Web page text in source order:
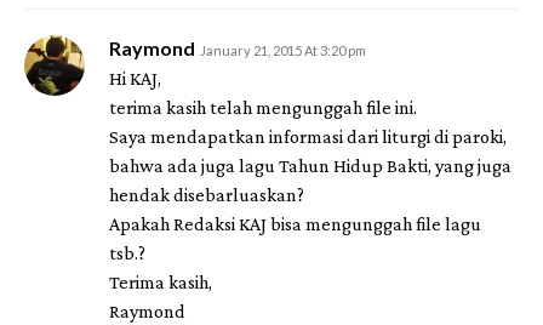
Raymond January 21, 2015 At 3:20 pm
Hi KAJ,
terima kasih telah mengunggah file ini.
Saya mendapatkan informasi dari liturgi di paroki,
bahwa ada juga lagu Tahun Hidup Bakti, yang juga
hendak disebarluaskan?
Apakah Redaksi KAJ bisa mengunggah file lagu
tsb.?
Terima kasih,
Raymond